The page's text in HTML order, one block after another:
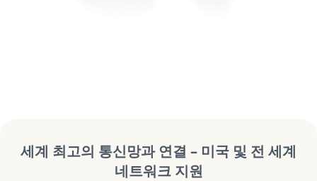
세계 최고의 통신망과 연결 – 미국 및 전 세계
네트워크 지원